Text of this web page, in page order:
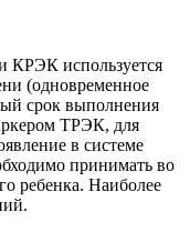
КРЭК используется
(одновременное
срок выполнения
ТРЭК, для
в системе
принимать во
ребенка. Наиболее